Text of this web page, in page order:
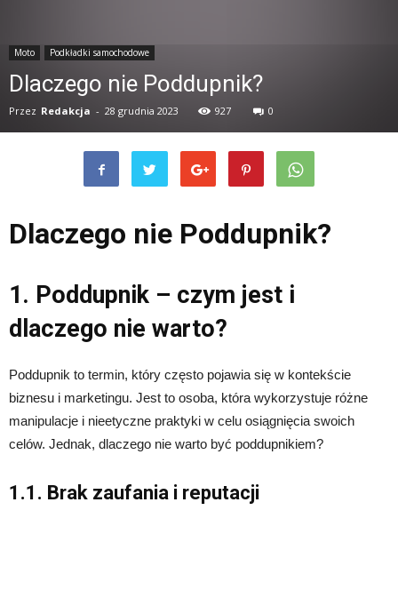
Moto Podkładki samochodowe
Dlaczego nie Poddupnik?
Przez Redakcja - 28 grudnia 2023 927 0
Dlaczego nie Poddupnik?
1. Poddupnik – czym jest i
dlaczego nie warto?
Poddupnik to termin, który często pojawia się w kontekście
biznesu i marketingu. Jest to osoba, która wykorzystuje różne
manipulacje i nieetyczne praktyki w celu osiągnięcia swoich
celów. Jednak, dlaczego nie warto być poddupnikiem?
1.1. Brak zaufania i reputacji